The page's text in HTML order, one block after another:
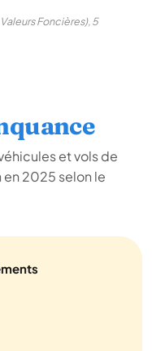
Foncières), 5
et vols de
2025 selon le